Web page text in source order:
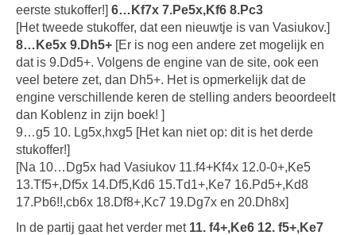
eerste stukoffer!] 6…Kf7x 7.Pe5x,Kf6 8.Pc3
[Het tweede stukoffer, dat een nieuwtje is van Vasiukov.]
8…Ke5x 9.Dh5+ [Er is nog een andere zet mogelijk en
dat is 9.Dd5+. Volgens de engine van de site, ook een
veel betere zet, dan Dh5+. Het is opmerkelijk dat de
engine verschillende keren de stelling anders beoordeelt
dan Koblenz in zijn boek! ]
9…g5 10. Lg5x,hxg5 [Het kan niet op: dit is het derde
stukoffer!]
[Na 10…Dg5x had Vasiukov 11.f4+Kf4x 12.0-0+,Ke5
13.Tf5+,Df5x 14.Df5,Kd6 15.Td1+,Ke7 16.Pd5+,Kd8
17.Pb6!!,cb6x 18.Df8+,Kc7 19.Dg7x en 20.Dh8x]
In de partij gaat het verder met 11. f4+,Ke6 12. f5+,Ke7